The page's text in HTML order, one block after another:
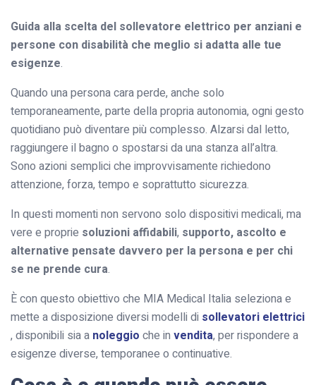
Guida alla scelta del sollevatore elettrico per anziani e
persone con disabilità che meglio si adatta alle tue
esigenze.
Quando una persona cara perde, anche solo
temporaneamente, parte della propria autonomia, ogni gesto
quotidiano può diventare più complesso. Alzarsi dal letto,
raggiungere il bagno o spostarsi da una stanza all’altra.
Sono azioni semplici che improvvisamente richiedono
attenzione, forza, tempo e soprattutto sicurezza.
In questi momenti non servono solo dispositivi medicali, ma
vere e proprie soluzioni affidabili, supporto, ascolto e
alternative pensate davvero per la persona e per chi
se ne prende cura.
È con questo obiettivo che MIA Medical Italia seleziona e
mette a disposizione diversi modelli di sollevatori elettrici
, disponibili sia a noleggio che in vendita, per rispondere a
esigenze diverse, temporanee o continuative.